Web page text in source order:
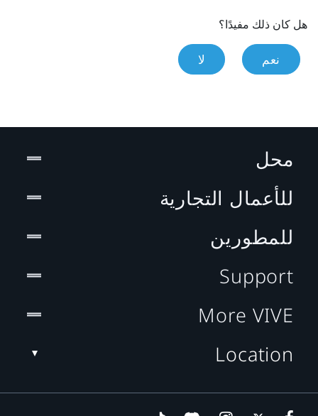
هل كان ذلك مفيدًا؟
نعم لا
محل
للأعمال التجارية
للمطورين
Support
More VIVE
Location